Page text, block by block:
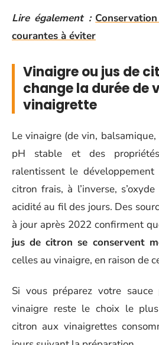
Lire également :
courantes à éviter
Vinaigre ou jus de
change la durée de
vinaigrette
Le vinaigre (de vin,
pH stable et des
ralentissent le
citron frais, à l’inverse,
acidité au fil des jours. Des
à jour après 2022 confirment
jus de citron se conservent
celles au vinaigre, en raison de
Si vous préparez votre
vinaigre reste le choix le
citron aux vinaigrettes